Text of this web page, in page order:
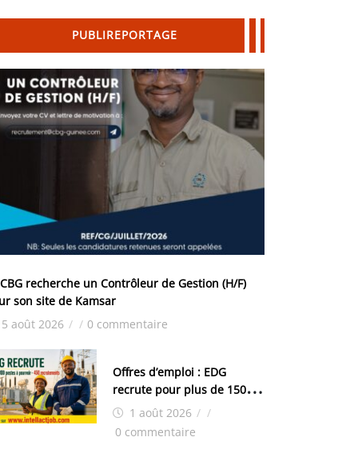
PUBLIREPORTAGE
recherche un Contrôleur de Gestion (H/F)
son site de Kamsar
5 août 2026 / / 0 commentaire
Offres d’emploi : EDG
recrute pour plus de 150
postes1 août 2026 / /
0 commentaire